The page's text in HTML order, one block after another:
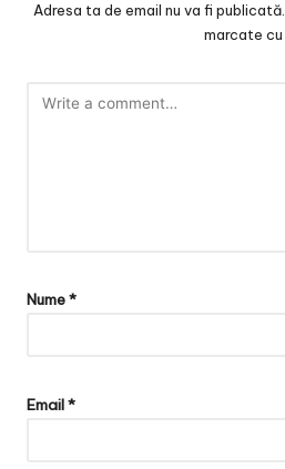
Adresa ta de email nu va fi publicată.
marcate cu
Nume*
Email*